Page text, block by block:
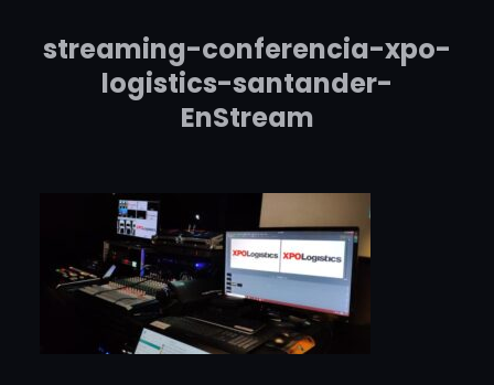
streaming-conferencia-xpo-
logistics-santander-
EnStream